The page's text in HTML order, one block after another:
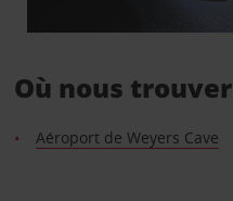
Où nous trouver
Aéroport de Weyers Cave